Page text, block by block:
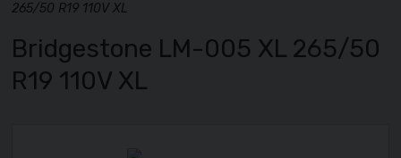
265/50 R19 110V XL
Bridgestone LM-005 XL 265/50
R19 110V XL